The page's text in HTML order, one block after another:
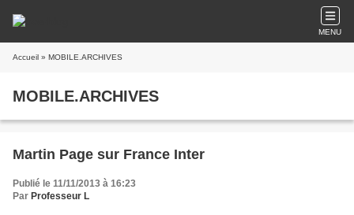
MENU
Accueil » MOBILE.ARCHIVES
MOBILE.ARCHIVES
Martin Page sur France Inter
Publié le 11/11/2013 à 16:23
Par Professeur L